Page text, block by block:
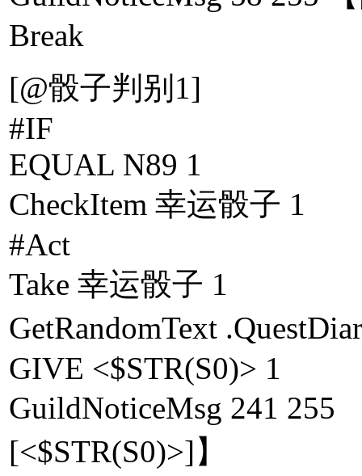
Break
[@骰子判别1]
#IF
EQUAL N89 1
CheckItem 幸运骰子 1
#Act
Take 幸运骰子 1
GetRandomText
GIVE <$STR(S0)> 1
GuildNoticeMsg 241 255
[<$STR(S0)>]】